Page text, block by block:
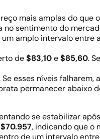
mais amplas do que
sentimento do
amplo intervalo entre
de$83,10e$85,60.
Se esses níveis
permanecer abaixo
se estabilizar
$70.957, indicando que o